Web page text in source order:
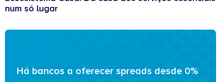
num só lugar
Há bancos a oferecer spreads desde 0%